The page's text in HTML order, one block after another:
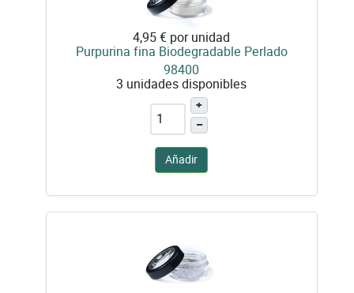
4,95 € por unidad
Purpurina fina Biodegradable Perlado
98400
3 unidades disponibles
+
–
Añadir